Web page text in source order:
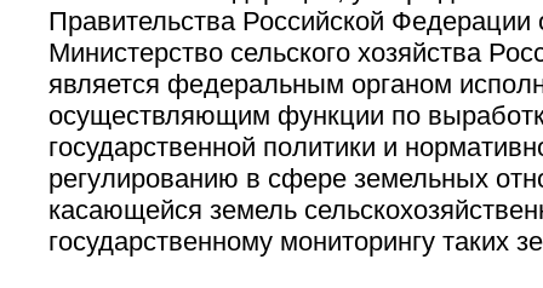
Правительства Российской Федерации
Министерство сельского хозяйства
является федеральным органом
осуществляющим функции по
государственной политики и
регулированию в сфере земельных
касающейся земель
государственному мониторингу таких